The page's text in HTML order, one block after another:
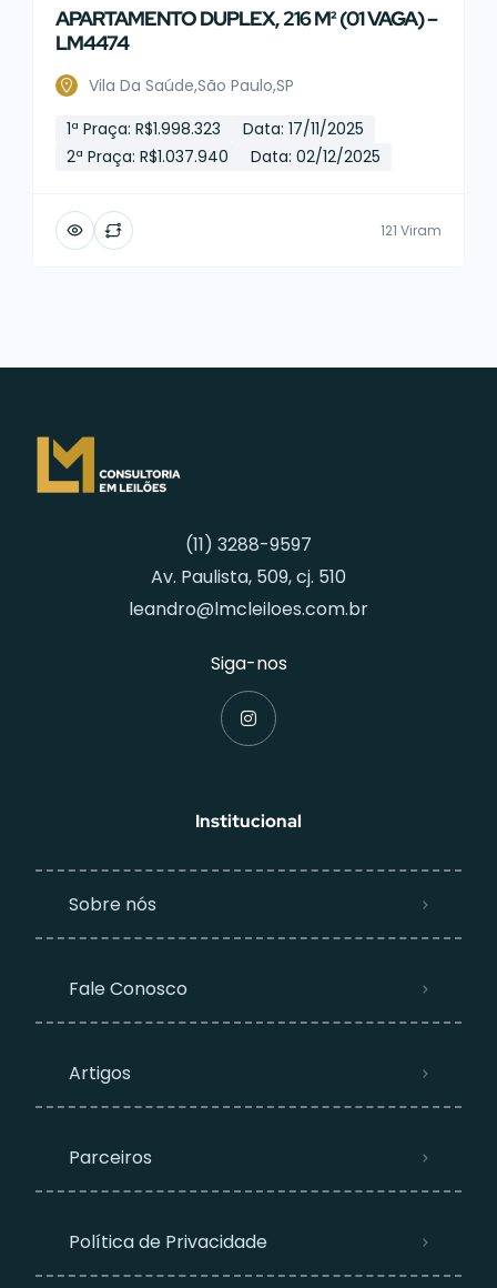
APARTAMENTO DUPLEX, 216 M² (01 VAGA) –
LM4474
Vila Da Saúde,São Paulo,SP
1ª Praça: R$1.998.323
Data: 17/11/2025
2ª Praça: R$1.037.940
Data: 02/12/2025
121 Viram
(11) 3288-9597
Av. Paulista, 509, cj. 510
leandro@lmcleiloes.com.br
Siga-nos
Institucional
Sobre nós
Fale Conosco
Artigos
Parceiros
Política de Privacidade